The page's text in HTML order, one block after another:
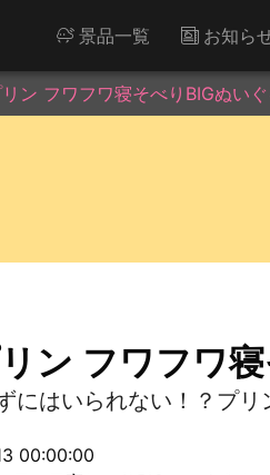
景品一覧 お知ら
ン フワフワ寝そべりBIGぬい
ン フワフワ
にはいられない！？プ
00:00:00